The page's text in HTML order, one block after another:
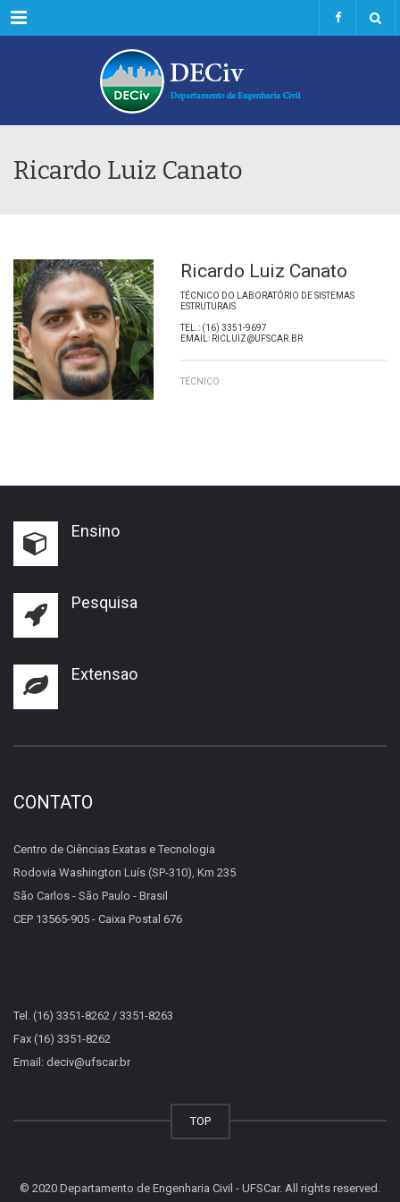
Menu
Ricardo Luiz Canato
Ricardo Luiz Canato
TÉCNICO DO LABORATÓRIO DE SISTEMAS
ESTRUTURAIS
TEL.: (16) 3351-9697
EMAIL: RICLUIZ@UFSCAR.BR
TÉCNICO
Ensino
Pesquisa
Extensao
CONTATO
Centro de Ciências Exatas e Tecnologia
Rodovia Washington Luís (SP-310), Km 235
São Carlos - São Paulo - Brasil
CEP 13565-905 - Caixa Postal 676
Tel. (16) 3351-8262 / 3351-8263
Fax (16) 3351-8262
Email: deciv@ufscar.br
TOP
© 2020 Departamento de Engenharia Civil - UFSCar. All rights reserved.